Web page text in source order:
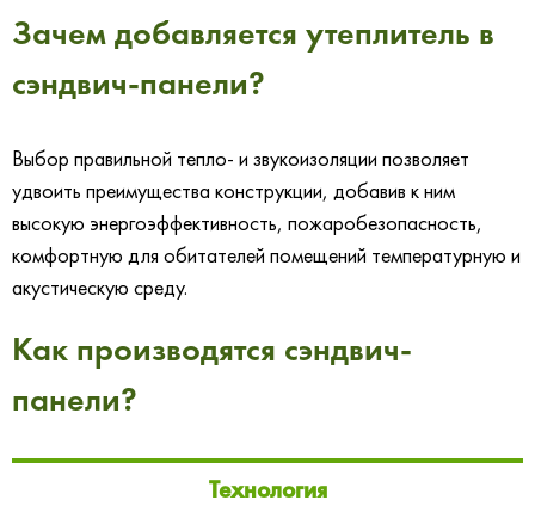
Зачем добавляется утеплитель в
сэндвич-панели?
Выбор правильной тепло- и звукоизоляции позволяет
удвоить преимущества конструкции, добавив к ним
высокую энергоэффективность, пожаробезопасность,
комфортную для обитателей помещений температурную и
акустическую среду.
Как производятся сэндвич-
панели?
Технология